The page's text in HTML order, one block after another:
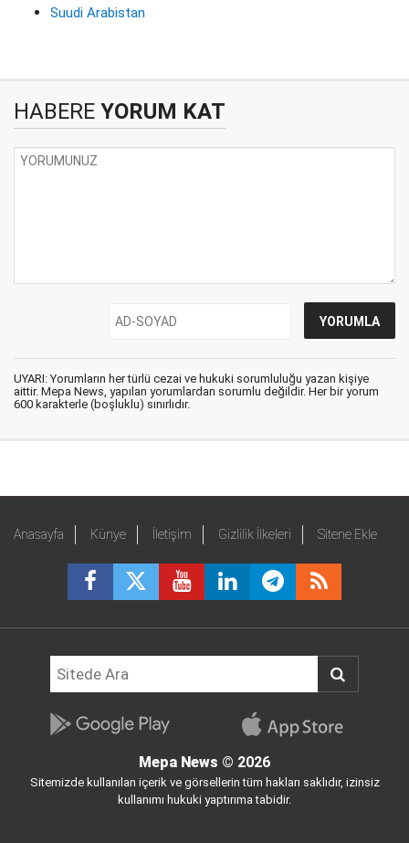
Suudi Arabistan
HABERE YORUM KAT
UYARI: Yorumların her türlü cezai ve hukuki sorumluluğu yazan kişiye
aittir. Mepa News, yapılan yorumlardan sorumlu değildir. Her bir yorum
600 karakterle (boşluklu) sınırlıdır.
Anasayfa Künye İletişim Gizlilik İlkeleri Sitene Ekle
Mepa News © 2026
Sitemizde kullanılan içerik ve görsellerin tüm hakları saklıdır, izinsiz
kullanımı hukuki yaptırıma tabidir.